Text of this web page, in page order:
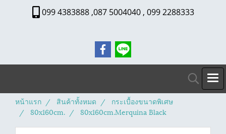
099 4383888 ,087 5004040 , 099 2288333
หน้าแรก สินค้าทั้งหมด
กระเบื้องขนาดพิเศษ
80x160cm.
80x160cm.Merquina Black